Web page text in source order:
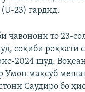
23) гардид.
ҷавонони то 23-
соҳиби роҳхати
2024 шуд.
Умон маҳсуб
Саудиро бо